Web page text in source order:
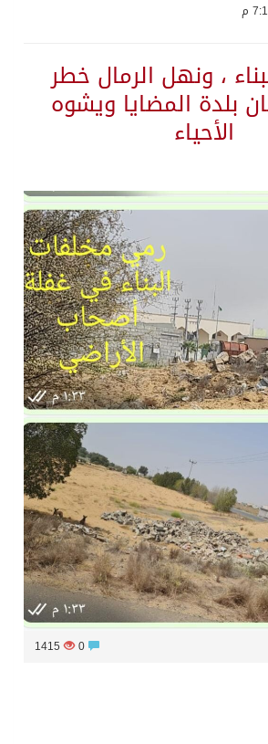
التحالف يعزي الحكومة اليمنية في استشهاد قوات يمنية جراء هجوم حوثي غادر
مصدر سعودي مسؤول: تنسيق بين الميليشيات الحوثية والعراقية وإيران للإعداد لاعتداءات تستهدف المملكة
اليوم في المملكة
إجتماع المكتب التعريفي للمتقاعدين بالصوارمة-مركز الحكامية
، ونهل الرمال خطر
بلدة المضايا ويشوه
الأحياء
1415